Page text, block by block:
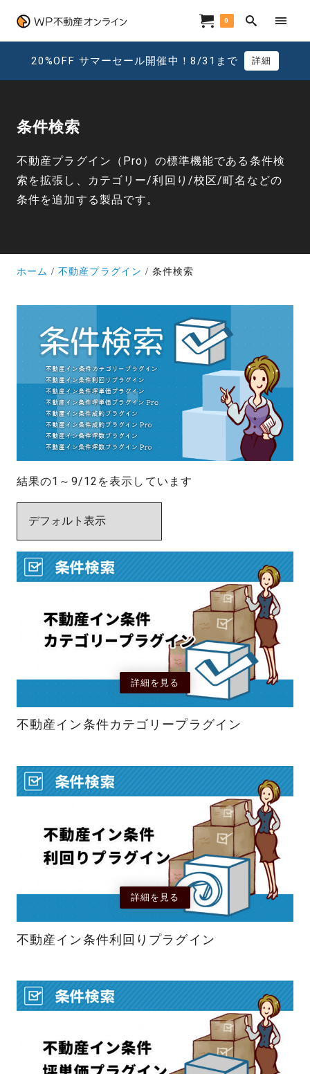
0
20%OFF サマーセール開催中！8/31まで 詳細
条件検索
不動産プラグイン（Pro）の標準機能である条件検
索を拡張し、カテゴリー/利回り/校区/町名などの
条件を追加する製品です。
ホーム 不動産プラグイン 条件検索
結果の1～9/12を表示しています
詳細を見る
不動産イン条件カテゴリープラグイン
詳細を見る
不動産イン条件利回りプラグイン